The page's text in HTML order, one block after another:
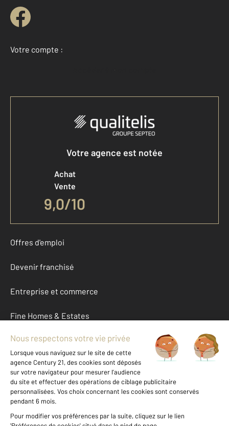
Votre compte :
Accéder à mon compte
Votre agence est notée
Achat
Vente
9,0/10
Offres d'emploi
Devenir franchisé
Entreprise et commerce
Fine Homes & Estates
À propos
International
Nous contacter